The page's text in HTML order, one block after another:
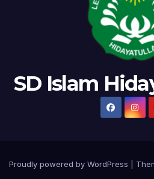
SD Islam
Proudly powered by WordPress